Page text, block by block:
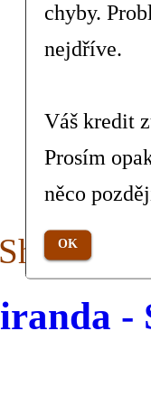
-
chyby.
nejdříve.
Váš kredit
Prosím
něco
OK